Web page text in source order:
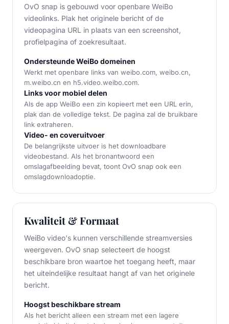
OvO snap is gebouwd voor openbare WeiBo
videolinks. Plak het originele bericht of de
videopagina URL in plaats van een screenshot,
profielpagina of zoekresultaat.
Ondersteunde WeiBo domeinen
Werkt met openbare links van weibo.com, weibo.cn,
m.weibo.cn en h5.video.weibo.com.
Links voor mobiel delen
Als de app WeiBo een zin kopieert met een URL erin,
plak dan de volledige tekst. De pagina zal de bruikbare
link extraheren.
Video- en coveruitvoer
De belangrijkste uitvoer is het downloadbare
videobestand. Als het bronantwoord een
omslagafbeelding bevat, toont OvO snap ook een
omslagdownloadoptie.
Kwaliteit & Formaat
WeiBo video's kunnen verschillende streamversies
weergeven. OvO snap selecteert de hoogst
beschikbare bron waartoe het toegang heeft, maar
het uiteindelijke resultaat hangt af van het originele
bericht.
Hoogst beschikbare stream
Als het bericht alleen een stream met een lagere